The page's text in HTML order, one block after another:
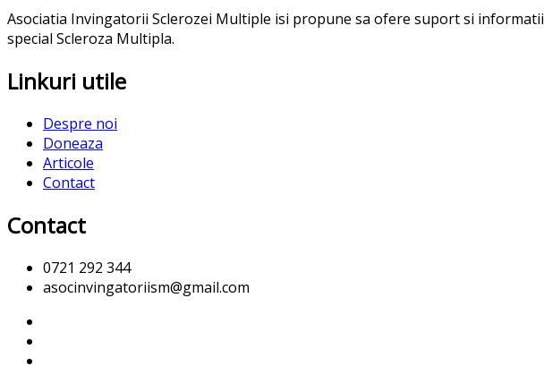
Asociatia Invingatorii Sclerozei Multiple isi propune sa ofere suport si
special Scleroza Multipla.
Linkuri utile
Despre noi
Doneaza
Articole
Contact
Contact
0721 292 344
asocinvingatoriism@gmail.com